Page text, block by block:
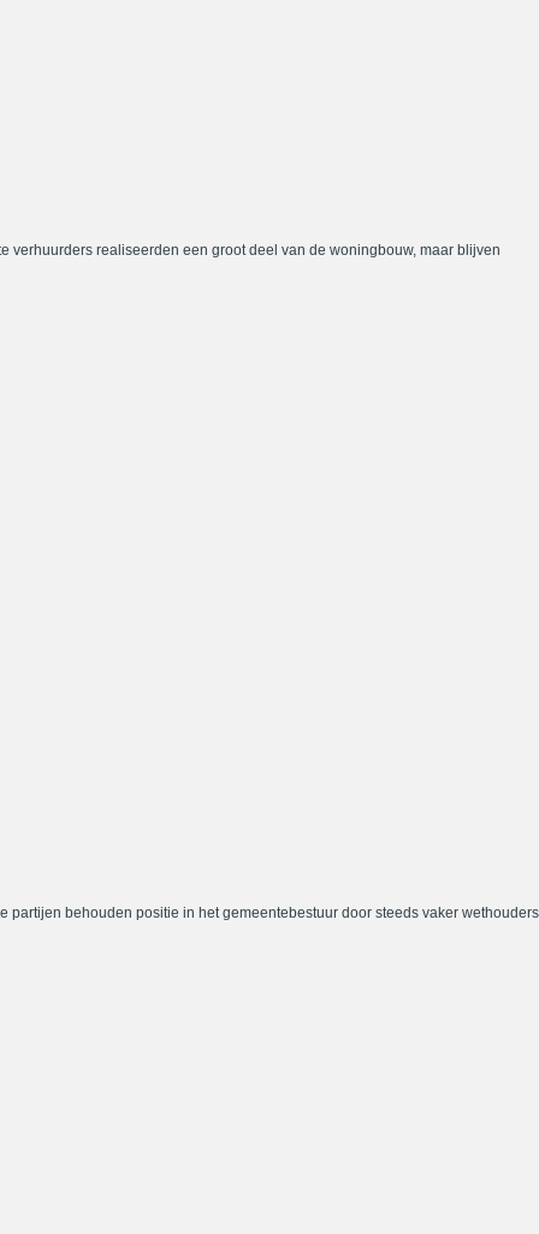
verhuurders realiseerden een groot deel van de woningbouw, maar blijven
partijen behouden positie in het gemeentebestuur door steeds vaker wethouders